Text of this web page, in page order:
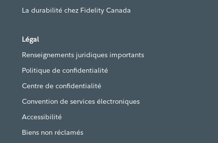
La durabilité chez Fidelity Canada
Légal
Renseignements juridiques importants
Politique de confidentialité
Centre de confidentialité
Convention de services électroniques
Accessibilité
Biens non réclamés